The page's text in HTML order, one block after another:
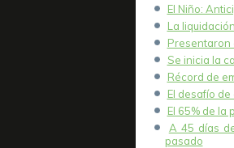
El Niño:
La
Presentaron
Se inicia la
Récord de
El desafío
El 65% de la
A 45 días
pasado